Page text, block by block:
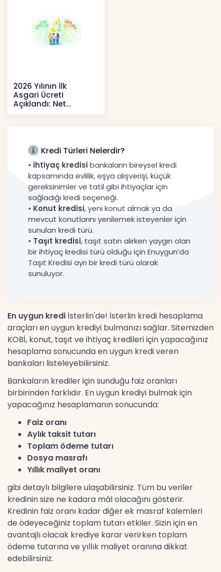
2026 Yılının İlk
Asgari Ücreti
Açıklandı: Net
52.738 TL, Ek Destek
Kredi Türleri Nelerdir?
• İhtiyaç kredisibankaların bireysel kredi
kapsamında evlilik, eşya alışverişi, küçük
gereksinimler ve tatil gibi ihtiyaçlar için
sağladığı kredi seçeneği.
• Konut kredisi, yeni konut almak ya da
mevcut konutlarını yenilemek isteyenler için
sunulan kredi türü.
• Taşıt kredisi, taşıt satın alırken yaygın olan
bir ihtiyaç kredisi türü olduğu için Enuygun’da
Taşıt Kredisi ayrı bir kredi türü olarak
sunuluyor.
En uygun kredi İsterlin'de! İsterlin kredi hesaplama
araçları en uygun krediyi bulmanızı sağlar. Sitemizden
KOBİ, konut, taşıt ve ihtiyaç kredileri için yapacağınız
hesaplama sonucunda en uygun kredi veren
bankaları listeleyebilirsiniz.
Bankaların krediler için sunduğu faiz oranları
birbirinden farklıdır. En uygun krediyi bulmak için
yapacağınız hesaplamanın sonucunda:
Faiz oranı
Aylık taksit tutarı
Toplam ödeme tutarı
Dosya masrafı
Yıllık maliyet oranı
gibi detaylı bilgilere ulaşabilirsiniz. Tüm bu veriler
kredinin size ne kadara mâl olacağını gösterir.
Kredinin faiz oranı kadar diğer ek masraf kalemleri
de ödeyeceğiniz toplam tutarı etkiler. Sizin için en
avantajlı olacak krediye karar verirken toplam
ödeme tutarına ve yıllık maliyet oranına dikkat
edebilirsiniz.